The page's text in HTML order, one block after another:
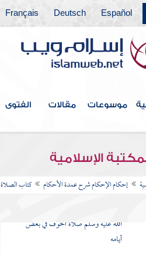
Español
Deutsch
Français
موسوعات مقالات الفتوى
الإسلامية
إحكام الإحكام شرح عمدة الأحكام كتاب الصلاة
باب الجمع بين الصلاتين في السفر
باب قصر الصلاة في السفر
باب العيدين
باب صلاة الكسوف
باب الاستسقاء
باب صلاة الخوف
الله عليه وسلم صلاة الخوف في بعض
أيامه